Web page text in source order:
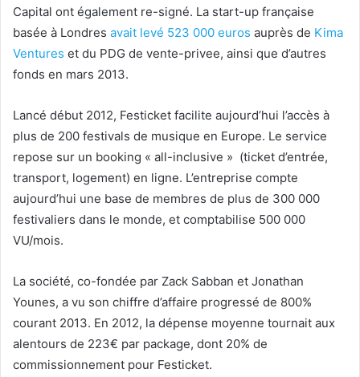
Capital ont également re-signé. La start-up française
basée à Londres avait levé 523 000 euros auprès de Kima
Ventures et du PDG de vente-privee, ainsi que d’autres
fonds en mars 2013.
Lancé début 2012, Festicket facilite aujourd’hui l’accès à
plus de 200 festivals de musique en Europe. Le service
repose sur un booking « all-inclusive » (ticket d’entrée,
transport, logement) en ligne. L’entreprise compte
aujourd’hui une base de membres de plus de 300 000
festivaliers dans le monde, et comptabilise 500 000
VU/mois.
La société, co-fondée par Zack Sabban et Jonathan
Younes, a vu son chiffre d’affaire progressé de 800%
courant 2013. En 2012, la dépense moyenne tournait aux
alentours de 223€ par package, dont 20% de
commissionnement pour Festicket.